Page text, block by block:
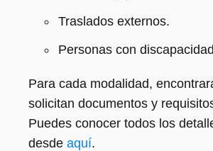
Traslados externos.
Personas con
Para cada modalidad,
solicitan documentos y
Puedes conocer todos los
desde aquí.